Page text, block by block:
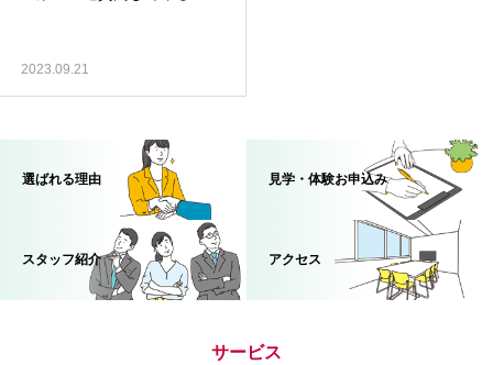
2023.09.21
選ばれる理由 見学・体験お申込み
スタッフ紹介 アクセス
サービス